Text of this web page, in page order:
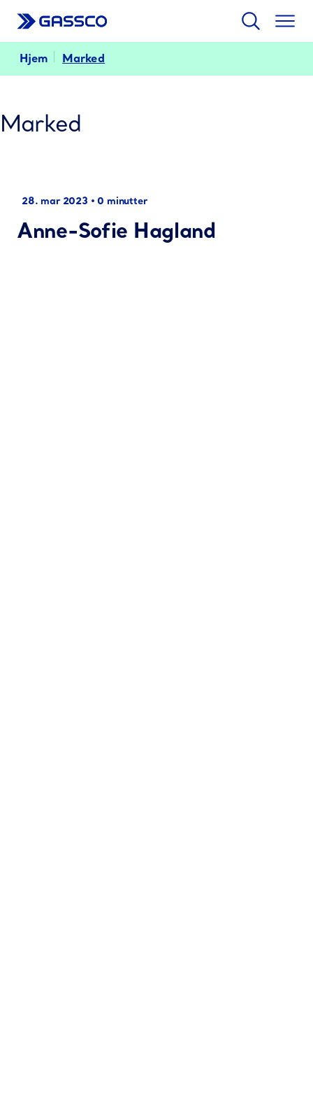
Søk
Hjem Marked
Marked
28. mar 2023 • 0 minutter
Anne-Sofie Hagland